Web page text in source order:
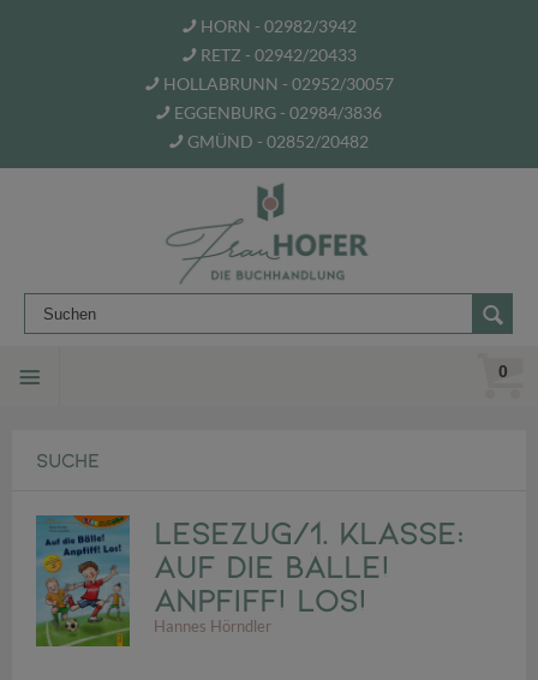
HORN - 02982/3942
RETZ - 02942/20433
HOLLABRUNN - 02952/30057
EGGENBURG - 02984/3836
GMÜND - 02852/20482
0
SUCHE
LESEZUG/1. Klasse:
Auf die Bälle!
Anpfiff! Los!
Hannes Hörndler